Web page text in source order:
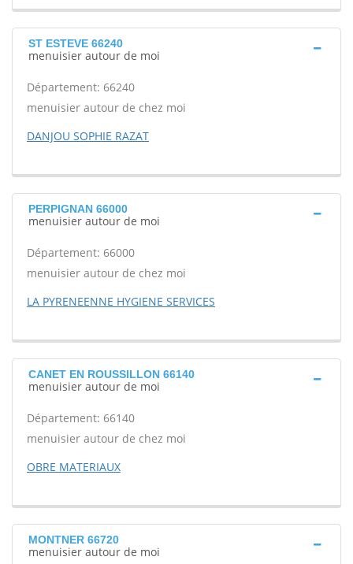
ST ESTEVE 66240
menuisier autour de moi
Département: 66240
menuisier autour de chez moi
DANJOU SOPHIE RAZAT
PERPIGNAN 66000
menuisier autour de moi
Département: 66000
menuisier autour de chez moi
LA PYRENEENNE HYGIENE SERVICES
CANET EN ROUSSILLON 66140
menuisier autour de moi
Département: 66140
menuisier autour de chez moi
OBRE MATERIAUX
MONTNER 66720
menuisier autour de moi